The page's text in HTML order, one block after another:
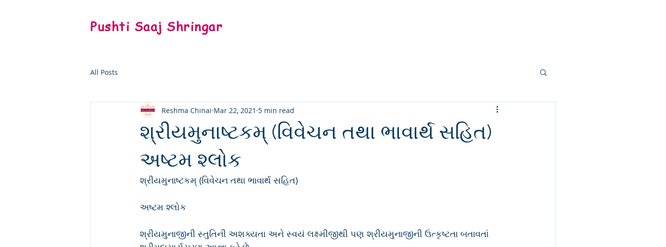
Pushti Saaj Shringar
All Posts
શ્રીયમુનાષ્ટકમ્ (વિવેચન તથા ભાવાર્થ સહિત)
અષ્ટમ શ્લોક
Reshma Chinai Mar 22, 2021 5 min read
શ્રીયમુનાષ્ટકમ્ (વિવેચન તથા ભાવાર્થ સહિત)
અષ્ટમ શ્લોક
શ્રીયમુનાજીની સ્તુતિની અશક્યતા અને સ્વયં લક્ષ્મીજીથી પણ શ્રીયમુનાજીની ઉત્કૃષ્ટતા બતાવતાં